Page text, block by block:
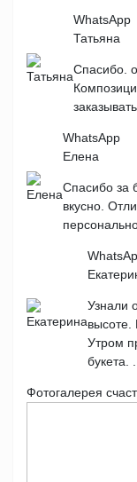
WhatsApp
Татьяна
Спасибо.
WhatsApp
Елена
Спасибо за
вкусно.
Узнали
Утром
букета.
Фотогалерея